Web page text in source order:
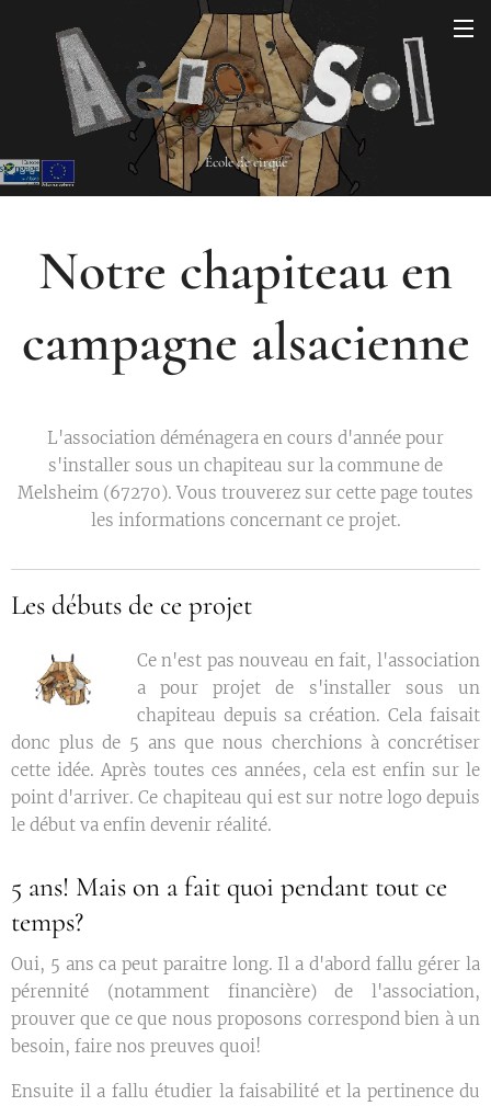
École de cirque
Notre chapiteau en
campagne alsacienne
L'association déménagera en cours d'année pour
s'installer sous un chapiteau sur la commune de
Melsheim (67270). Vous trouverez sur cette page toutes
les informations concernant ce projet.
Les débuts de ce projet
Ce n'est pas nouveau en fait, l'association
a pour projet de s'installer sous un
chapiteau depuis sa création. Cela faisait
donc plus de 5 ans que nous cherchions à concrétiser
cette idée. Après toutes ces années, cela est enfin sur le
point d'arriver. Ce chapiteau qui est sur notre logo depuis
le début va enfin devenir réalité.
5 ans! Mais on a fait quoi pendant tout ce
temps?
Oui, 5 ans ca peut paraitre long. Il a d'abord fallu gérer la
pérennité (notamment financière) de l'association,
prouver que ce que nous proposons correspond bien à un
besoin, faire nos preuves quoi!
Ensuite il a fallu étudier la faisabilité et la pertinence du